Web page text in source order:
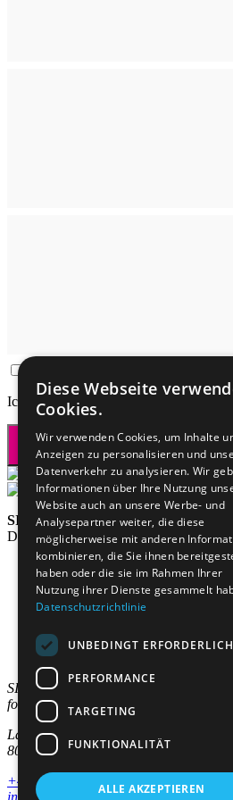
Ich akzeptiere die allgemeinen
SIAL steht für lebenslanges Lernen
Das Institut verbindet akademische
Studienangebote
Für Unternehmen
Institut
SIAL Swiss Institut
for Advanced Learning AG
Lagerstrasse 5
8004 Zürich
+41 44 244 10 00
Diese Webseite
Cookies.
Wir verwenden Cookies, um Inhalte
Anzeigen zu personalisieren und
Datenverkehr zu analysieren. Wir
Informationen über Ihre Nutzung
Website auch an unsere Werbe- und
Analysepartner weiter, die diese
möglicherweise mit anderen
kombinieren, die Sie ihnen
haben oder die sie im Rahmen Ihrer
Nutzung ihrer Dienste gesammelt
Datenschutzrichtlinie
UNBEDINGT ERFORDERLICH
PERFORMANCE
TARGETING
FUNKTIONALITÄT
ALLE AKZEPTIEREN